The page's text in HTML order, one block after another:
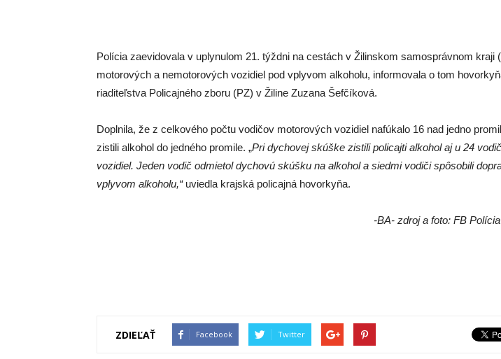
Polícia zaevidovala v uplynulom 21. týždni na cestách v Žilinskom samosprávnom kraji
motorových a nemotorových vozidiel pod vplyvom alkoholu, informovala o tom
riaditeľstva Policajného zboru (PZ) v Žiline Zuzana Šefčíková.
Doplnila, že z celkového počtu vodičov motorových vozidiel nafúkalo 16 nad jedno
zistili alkohol do jedného promile. „Pri dychovej skúške zistili policajti alkohol aj u 24
vozidiel. Jeden vodič odmietol dychovú skúšku na alkohol a siedmi vodiči spôsobili
vplyvom alkoholu,“uviedla krajská policajná hovorkyňa.
-BA- zdroj a foto: FB
ZDIEĽAŤ Facebook Twitter